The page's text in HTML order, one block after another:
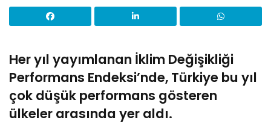
Her yıl yayımlanan İklim Değişikliği
Performans Endeksi’nde, Türkiye bu yıl
çok düşük performans gösteren
ülkeler arasında yer aldı.